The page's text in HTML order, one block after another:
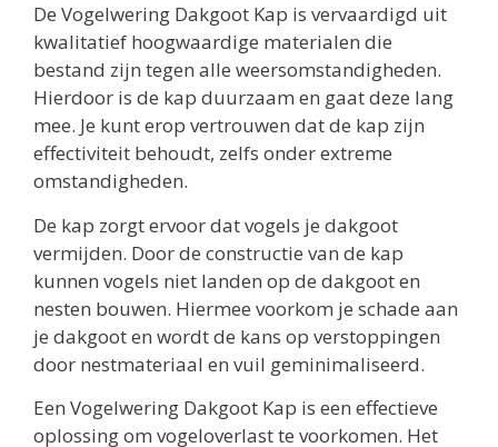
De Vogelwering Dakgoot Kap is vervaardigd uit
kwalitatief hoogwaardige materialen die
bestand zijn tegen alle weersomstandigheden.
Hierdoor is de kap duurzaam en gaat deze lang
mee. Je kunt erop vertrouwen dat de kap zijn
effectiviteit behoudt, zelfs onder extreme
omstandigheden.
De kap zorgt ervoor dat vogels je dakgoot
vermijden. Door de constructie van de kap
kunnen vogels niet landen op de dakgoot en
nesten bouwen. Hiermee voorkom je schade aan
je dakgoot en wordt de kans op verstoppingen
door nestmateriaal en vuil geminimaliseerd.
Een Vogelwering Dakgoot Kap is een effectieve
oplossing om vogeloverlast te voorkomen. Het